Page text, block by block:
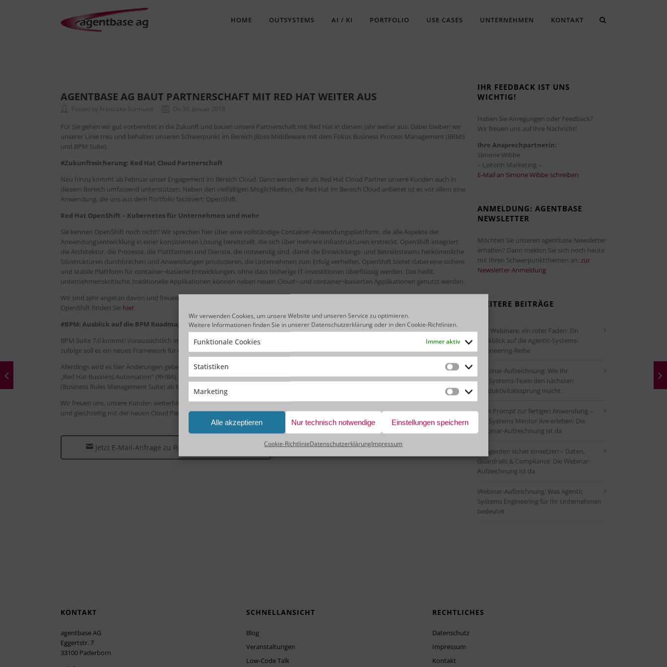
Wir verwenden Cookies, um unsere Website und unseren Service zu optimieren.
Weitere Informationen finden Sie in unserer Datenschutzerklärung oder in denCookie-Richtlinien.
Funktionale Cookies Immer aktiv
Statistiken Statistiken
Marketing Marketing
Alle akzeptieren Nur technisch notwendige Einstellungen speichern
Cookie-RichtlinieDatenschutzerklärungImpressum
HOME OUTSYSTEMS AI / KI PORTFOLIO USE CASES UNTERNEHMEN KONTAKT
AGENTBASE AG BAUT PARTNERSCHAFT MIT RED HAT WEITER AUS
Posted by Franziska Surmund On 30. Januar 2018
Für Sie gehen wir gut vorbereitet in die Zukunft und bauen unsere Partnerschaft mit Red Hat in diesem Jahr weiter aus. Dabei bleiben wir
unserer Linie treu und behalten unseren Schwerpunkt im Bereich JBoss Middleware mit dem Fokus Business Process Management (BRMS
und BPM Suite).
#Zukunftssicherung: Red Hat Cloud Partnerschaft
Neu hinzu kommt ab Februar unser Engagement im Bereich Cloud. Dann werden wir als Red Hat Cloud Partner unsere Kunden auch in
diesem Bereich umfassend unterstützen. Neben den vielfältigen Möglichkeiten, die Red Hat im Bereich Cloud anbietet ist es vor allem eine
Anwendung, die uns aus dem Portfolio fasziniert: OpenShift.
Red Hat OpenShift – Kubernetes für Unternehmen und mehr
Sie kennen OpenShift noch nicht? Wir sprechen hier über eine vollständige Container-Anwendungsplattform, die alle Aspekte der
Anwendungsentwicklung in einer konsistenten Lösung bereitstellt, die sich über mehrere Infrastrukturen erstreckt. OpenShift integriert
die Architektur, die Prozesse, die Plattformen und Dienste, die notwendig sind, damit die Entwicklungs- und Betriebsteams herkömmliche
Silostrukturen durchbrechen und Anwendungen produzieren, die Unternehmen zum Erfolg verhelfen. OpenShift bietet dabei eine sichere
und stabile Plattform für container¬basierte Entwicklungen, ohne dass bisherige IT-Investitionen überflüssig werden. Das heißt,
unternehmenskritische, traditionelle Applikationen können neben neuen Cloud¬ und container¬basierten Applikationen genutzt werden.
Wir sind sehr angetan davon und freuen uns, in Zukunft immer öfter aus dieser Plattform zu entwickeln. weitere Informationen zu Red Hat
OpenShift finden Sie hier.
#BPM: Ausblick auf die BPM Roadmap
BPM Suite 7.0 kommt! Voraussichtlich im Mai 2018 wird es eine neue Version der bewährten BPM Plattform geben. Ersten Informationen
zufolge soll es ein neues Framework für ein modernes UI geben – wir sind gespannt!
Allerdings wird es hier Änderungen geben, wenn auch nur beim Namen. Aus „Red Hat JBoss BPM Suite“ wird ab dem zweiten Quartal 2018
„Red Hat Business Automation“ (RHBA). Zudem wird die für unsere Kunden immer mehr an Bedeutung gewinnende Lösung BRMS
(Business Rules Management Suite) ab Mitte Februar unter der Bezeichnung „Red Hat Decision Manager“ (RHDM) angeboten.
Wir freuen uns, unsere Kunden weiterhin in der Umsetzung Ihrer Automatisierungsprojekte mit diesen tollen Tools zur Seite zu stehen
und gleichzeitig mit der neuen Cloud Partnerschaft einen Schritt in Richtung Zukunft zu machen.
Jetzt E-Mail-Anfrage zu Red Hat Lösungen senden
IHR FEEDBACK IST UNS
WICHTIG!
Haben Sie Anregungen oder Feedback?
Wir freuen uns auf Ihre Nachricht!
Ihre Ansprechpartnerin:
Simone Wibbe
– Leiterin Marketing –
E-Mail an Simone Wibbe schreiben
ANMELDUNG: AGENTBASE
NEWSLETTER
Möchten Sie unseren agentbase Newsletter
erhalten? Dann melden Sie sich noch heute
mit Ihren Schwerpunktthemen an: zur
Newsletter-Anmeldung
WEITERE BEITRÄGE
Vier Webinare, ein roter Faden: Ein
Rückblick auf die Agentic-Systems-
Engineering-Reihe
Webinar-Aufzeichnung: Wie Ihr
OutSystems-Team den nächsten
Produktivitätssprung macht
Vom Prompt zur fertigen Anwendung –
OutSystems Mentor live erleben: Die
Webinar-Aufzeichnung ist da
KI-Agenten sicher einsetzen – Daten,
Guardrails & Compliance: Die Webinar-
Aufzeichnung ist da
Webinar-Aufzeichnung: Was Agentic
Systems Engineering für Ihr Unternehmen
bedeutet
KONTAKT
agentbase AG
Eggertstr. 7
33100 Paderborn
SCHNELLANSICHT
Blog
Veranstaltungen
Low-Code Talk
RECHTLICHES
Datenschutz
Impressum
Kontakt